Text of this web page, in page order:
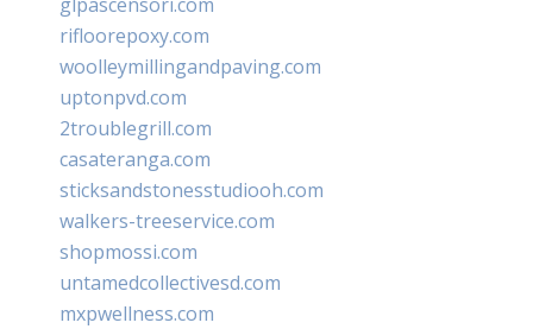
rifloorepoxy.com
woolleymillingandpaving.com
uptonpvd.com
2troublegrill.com
casateranga.com
sticksandstonesstudiooh.com
walkers-treeservice.com
shopmossi.com
untamedcollectivesd.com
mxpwellness.com